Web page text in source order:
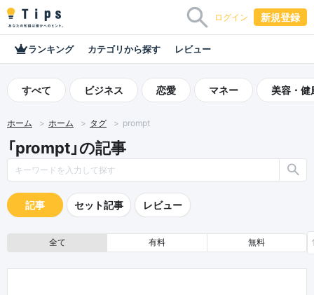
ログイン 新規登録
ランキング カテゴリから探す レビュー
すべて ビジネス 恋愛 マネー 美容・健
ホーム ホーム タグ prompt
「prompt」の記事
記事 セット記事 レビュー
全て 有料 無料